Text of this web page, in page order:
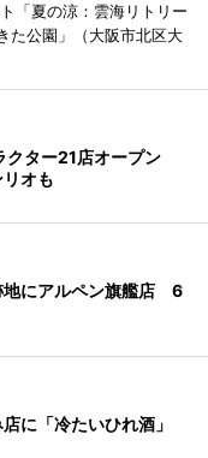
「夏の涼：雲海リトリー
た公園」（大阪市北区大
クター21店オープン
オも
地にアルペン旗艦店 6
店に「冷たいひれ酒」